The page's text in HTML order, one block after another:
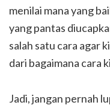
menilai mana yang
yang pantas
salah satu cara agar
dari bagaimana cara
Jadi, jangan pernah